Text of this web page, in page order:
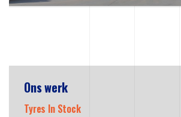
Ons werk
Tyres In Stock